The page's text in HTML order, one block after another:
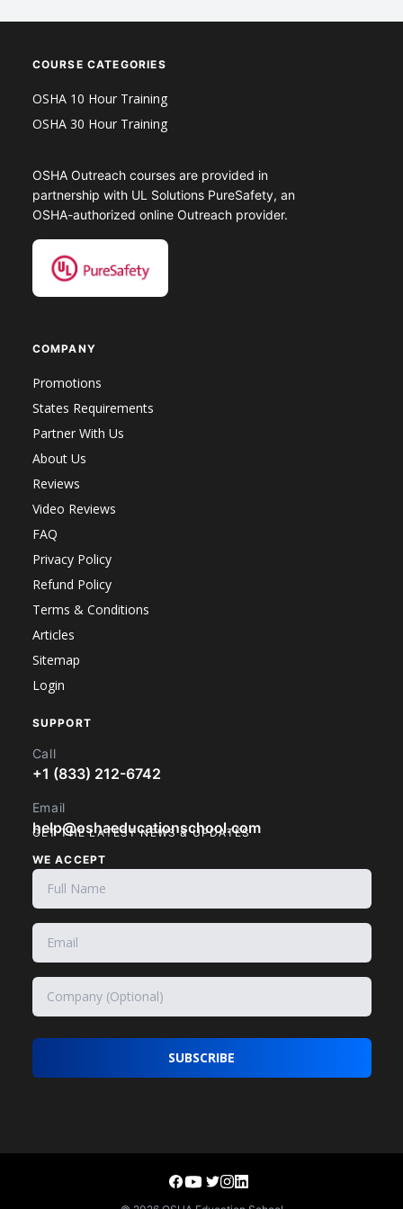
COURSE CATEGORIES
OSHA 10 Hour Training
OSHA 30 Hour Training
OSHA Outreach courses are provided in
partnership with UL Solutions PureSafety, an
OSHA-authorized online Outreach provider.
COMPANY
Promotions
States Requirements
Partner With Us
About Us
Reviews
Video Reviews
FAQ
Privacy Policy
Refund Policy
Terms & Conditions
Articles
Sitemap
Login
SUPPORT
Call
+1 (833) 212-6742
Email
help@oshaeducationschool.com
WE ACCEPT
GET THE LATEST NEWS & UPDATES
SUBSCRIBE